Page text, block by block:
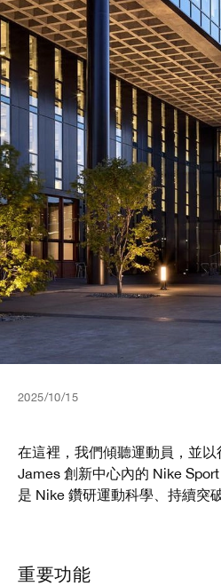
2025/10/15
在這裡，我們傾聽運動員，並
James 創新中心內的 Nike Sport
是 Nike 鑽研運動科學、持續突
重要功能